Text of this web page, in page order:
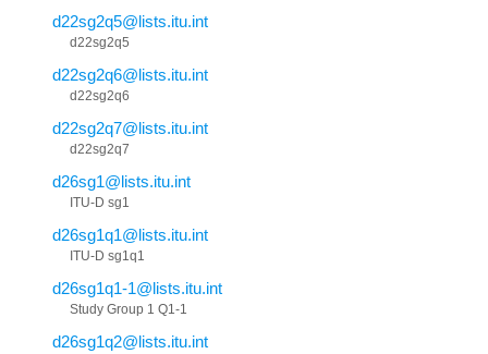
d22sg2q5@lists.itu.int
d22sg2q5
d22sg2q6@lists.itu.int
d22sg2q6
d22sg2q7@lists.itu.int
d22sg2q7
d26sg1@lists.itu.int
ITU-D sg1
d26sg1q1@lists.itu.int
ITU-D sg1q1
d26sg1q1-1@lists.itu.int
Study Group 1 Q1-1
d26sg1q2@lists.itu.int